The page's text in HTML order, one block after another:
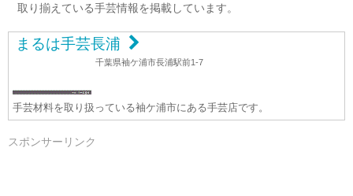
取り揃えている手芸情報を掲載しています。
まるは手芸長浦
千葉県袖ケ浦市長浦駅前1-7
手芸材料を取り扱っている袖ケ浦市にある手芸店です。
スポンサーリンク